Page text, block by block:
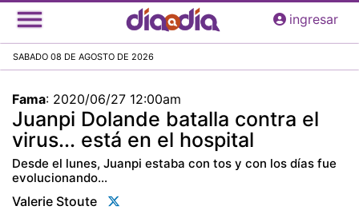
Pasar
al
principal
ingresar
SABADO 08 DE AGOSTO DE 2026
Fama: 2020/06/27 12:00am
Juanpi Dolande batalla contra el
virus... está en el hospital
Desde el lunes, Juanpi estaba con tos y con los días fue
evolucionando...
Valerie Stoute